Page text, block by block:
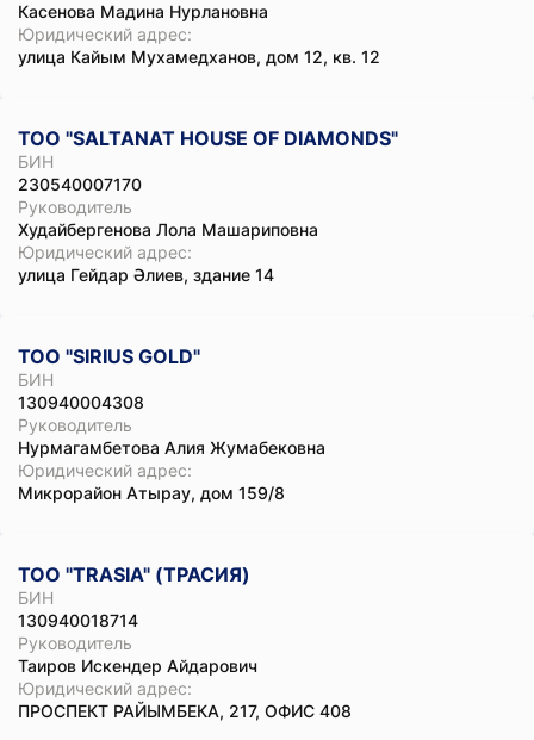
Касенова Мадина Нурлановна
Юридический адрес:
улица Кайым Мухамедханов, дом 12, кв. 12
ТОО "SALTANAT HOUSE OF DIАMONDS"
БИН
230540007170
Руководитель
Худайбергенова Лола Машариповна
Юридический адрес:
улица Гейдар Әлиев, здание 14
ТОО "SIRIUS GOLD"
БИН
130940004308
Руководитель
Нурмагамбетова Алия Жумабековна
Юридический адрес:
Микрорайон Атырау, дом 159/8
ТОО "TRASIA" (ТРАСИЯ)
БИН
130940018714
Руководитель
Таиров Искендер Айдарович
Юридический адрес:
ПРОСПЕКТ РАЙЫМБЕКА, 217, ОФИС 408